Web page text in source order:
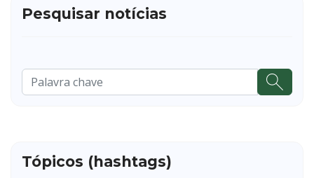
Pesquisar notícias
...
Tópicos (hashtags)